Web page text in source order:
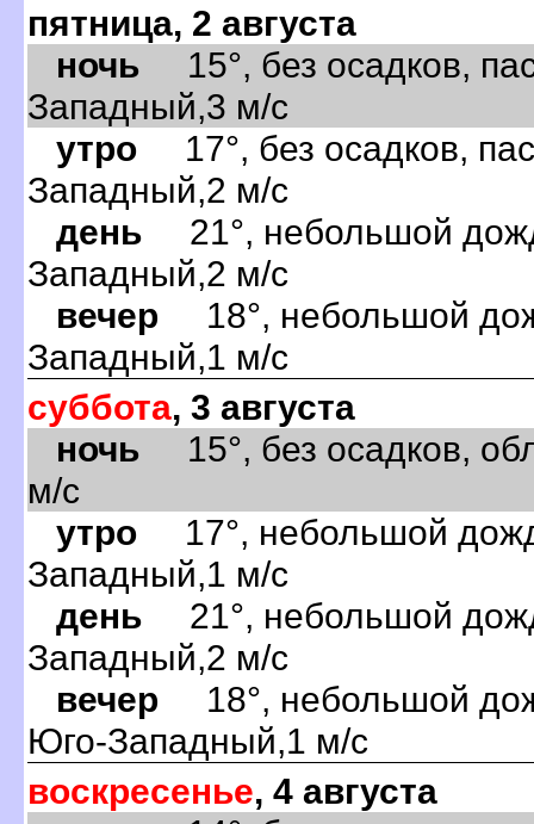
пятница, 2 августа
ночь 15°, без осадков,
Западный,3 м/с
утро 17°, без осадков,
Западный,2 м/с
день 21°, небольшой
Западный,2 м/с
вечер 18°, небольшой
Западный,1 м/с
суббота, 3 августа
ночь 15°, без осадков,
м/с
утро 17°, небольшой
Западный,1 м/с
день 21°, небольшой
Западный,2 м/с
вечер 18°, небольшой
Юго-Западный,1 м/с
воскресенье, 4 августа